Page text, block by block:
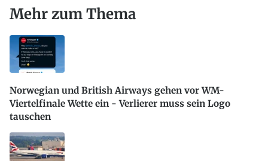
Mehr zum Thema
Norwegian und British Airways gehen vor WM-
Viertelfinale Wette ein - Verlierer muss sein Logo
tauschen